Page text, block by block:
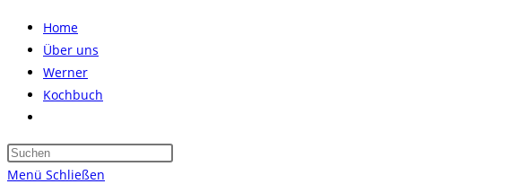
Home
Über uns
Werner
Kochbuch
umschalten
Press
Menü Schließen